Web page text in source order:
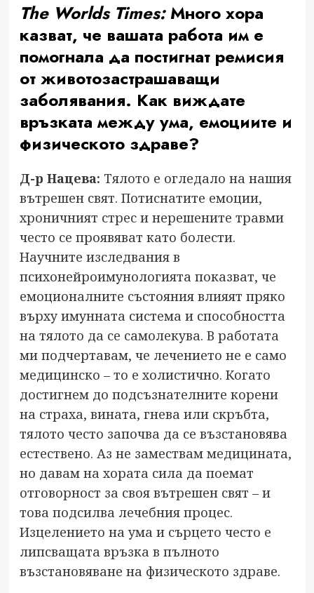
The Worlds Times:Много хора
казват, че вашата работа им е
помогнала да постигнат ремисия
от животозастрашаващи
заболявания. Как виждате
връзката между ума, емоциите и
физическото здраве?
Д-р Нацева: Тялото е огледало на нашия
вътрешен свят. Потиснатите емоции,
хроничният стрес и нерешените травми
често се проявяват като болести.
Научните изследвания в
психонейроимунологията показват, че
емоционалните състояния влияят пряко
върху имунната система и способността
на тялото да се самолекува. В работата
ми подчертавам, че лечението не е само
медицинско – то е холистично. Когато
достигнем до подсъзнателните корени
на страха, вината, гнева или скръбта,
тялото често започва да се възстановява
естествено. Аз не замествам медицината,
но давам на хората сила да поемат
отговорност за своя вътрешен свят – и
това подсилва лечебния процес.
Изцелението на ума и сърцето често е
липсващата връзка в пълното
възстановяване на физическото здраве.